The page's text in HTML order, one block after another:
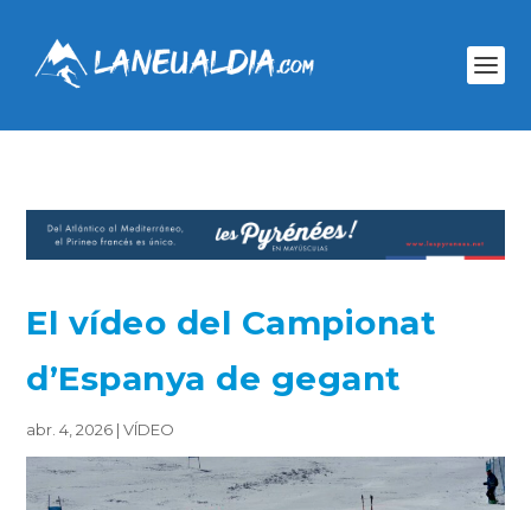
El vídeo del Campionat
d’Espanya de gegant
abr. 4, 2026 |VÍDEO